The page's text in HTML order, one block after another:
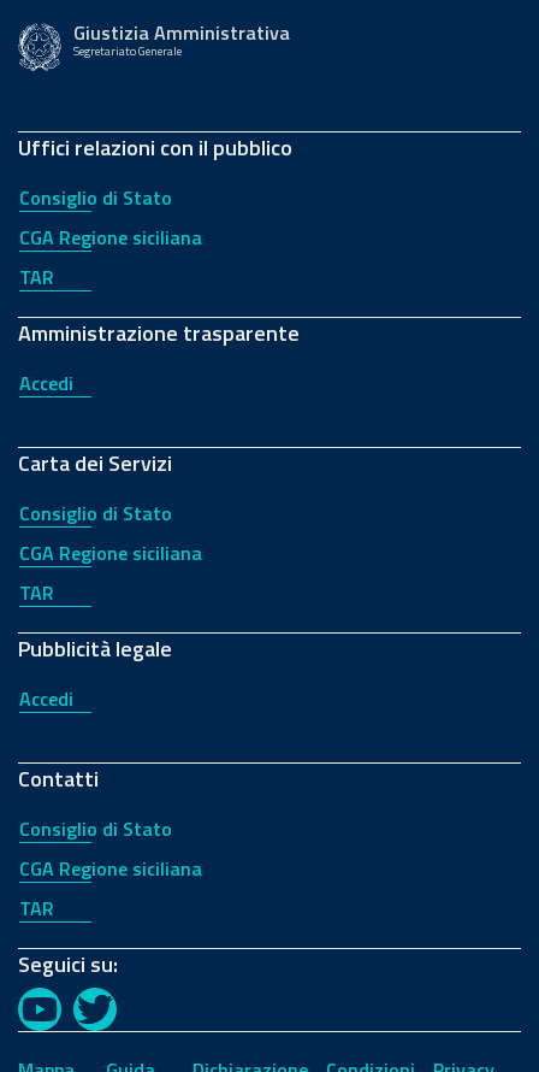
Giustizia Amministrativa
Segretariato Generale
Uffici relazioni con il pubblico
Consiglio di Stato
CGA Regione siciliana
TAR
Amministrazione trasparente
Accedi
Carta dei Servizi
Consiglio di Stato
CGA Regione siciliana
TAR
Pubblicità legale
Accedi
Contatti
Consiglio di Stato
CGA Regione siciliana
TAR
Seguici su:
YouTubeTwitter